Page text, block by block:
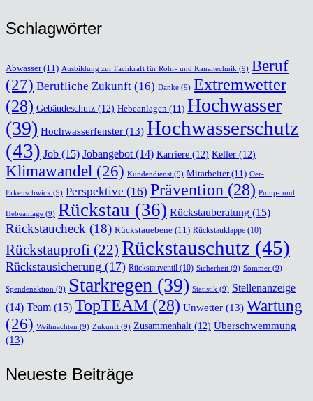
Schlag­wör­ter
Abwasser(11) Ausbildung zur Fachkraft für Rohr- und Kanaltechnik (9) Beruf
(27) Berufliche Zukunft (16) Danke (9) Extremwetter
(28) Gebäudeschutz (12) Hebeanlagen (11) Hochwasser
(39) Hochwasserfenster (13) Hochwasserschutz
(43) Job (15) Jobangebot (14) Karriere (12) Keller (12)
Klimawandel (26) Kundendienst (9) Mitarbeiter(11) Oer-
Erkenschwick (9) Perspektive (16) Prävention (28) Pump- und
Hebeanlage (9) Rückstau (36) Rückstauberatung (15)
Rückstaucheck (18) Rückstauebene (11) Rückstauklappe (10)
Rückstauprofi (22) Rückstauschutz (45)
Rückstausicherung (17) Rückstauventil (10) Sicherheit (9) Sommer (9)
Spendenaktion (9) Starkregen (39) Statistik (9) Stellenanzeige
(14) Team (15) TopTEAM (28) Unwetter (13) Wartung
(26) Weihnachten (9) Zukunft (9) Zusammenhalt (12) Überschwemmung
(13)
Neu­es­te Bei­trä­ge